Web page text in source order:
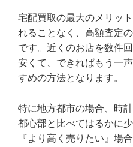
宅配買取の最大のメリッ
れることなく、高額査定
です。近くのお店を数件
安くて、できればもう一
すめの方法となります。
特に地方都市の場合、時
都心部と比べてはるかに
『より高く売りたい』場